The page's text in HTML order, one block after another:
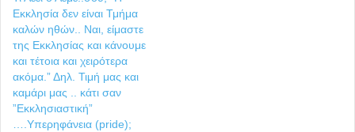
Εκκλησία δεν είναι Τμήμα
καλών ηθών.. Ναι, είμαστε
της Εκκλησίας και κάνουμε
και τέτοια και χειρότερα
ακόμα.” Δηλ. Τιμή μας και
καμάρι μας .. κάτι σαν
”Εκκλησιαστική”
….Υπερηφάνεια (pride);